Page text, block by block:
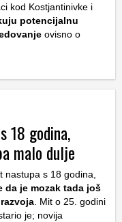
kod Kostjantinivke i
potencijalnu
ovisno o
18 godina,
malo dulje
nastupa s 18 godina,
da je mozak tada još
. Mit o 25. godini
je; novija